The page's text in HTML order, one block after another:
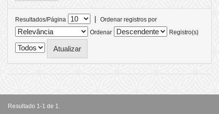
Resultados/Página |
Ordenar registros por
Ordenar
Registro(s)
Resultado 1-1 de 1.